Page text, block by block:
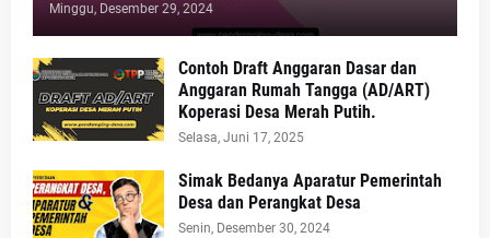
Minggu, Desember 29, 2024
Contoh Draft Anggaran Dasar dan
Anggaran Rumah Tangga (AD/ART)
Koperasi Desa Merah Putih.
Selasa, Juni 17, 2025
Simak Bedanya Aparatur Pemerintah
Desa dan Perangkat Desa
Senin, Desember 30, 2024